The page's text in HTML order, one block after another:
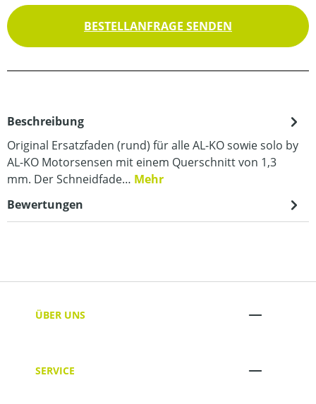
BESTELLANFRAGE SENDEN
Beschreibung
Original Ersatzfaden (rund) für alle AL-KO sowie solo by
AL-KO Motorsensen mit einem Querschnitt von 1,3
mm. Der Schneidfade… Mehr
Bewertungen
ÜBER UNS
SERVICE